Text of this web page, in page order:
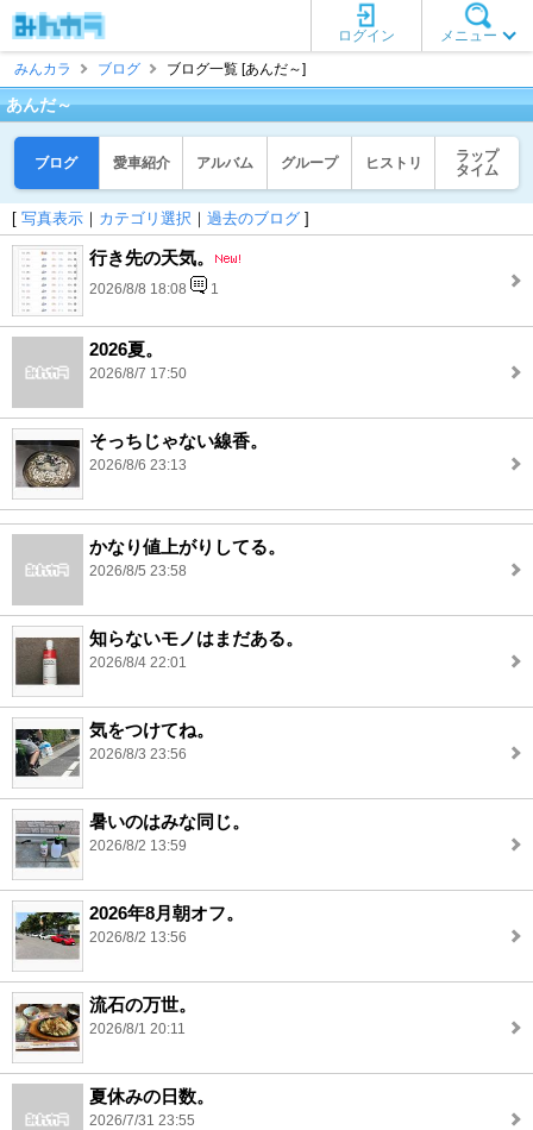
メニュー
ログイン
みんカラ
ブログ ブログ一覧 [あんだ～]
あんだ～
ブログ 愛車紹介 アルバム グループ ヒストリ
ラップ
タイム
[ 写真表示 ｜ カテゴリ選択 ｜ 過去のブログ ]
行き先の天気。
2026/8/8 18:08 1
2026夏。
2026/8/7 17:50
そっちじゃない線香。
2026/8/6 23:13
かなり値上がりしてる。
2026/8/5 23:58
知らないモノはまだある。
2026/8/4 22:01
気をつけてね。
2026/8/3 23:56
暑いのはみな同じ。
2026/8/2 13:59
2026年8月朝オフ。
2026/8/2 13:56
流石の万世。
2026/8/1 20:11
夏休みの日数。
2026/7/31 23:55